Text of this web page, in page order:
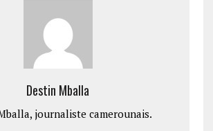
Destin Mballa
journaliste camerounais.